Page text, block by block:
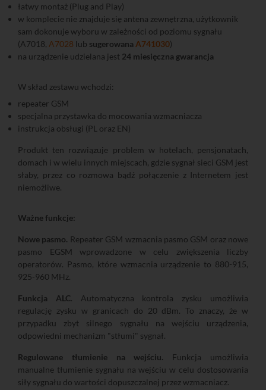
łatwy montaż (Plug and Play)
w komplecie nie znajduje się antena zewnętrzna, użytkownik
sam dokonuje wyboru w zależności od poziomu sygnału
(A7018, A7028 lub sugerowana A741030)
na urządzenie udzielana jest 24 miesięczna gwarancja
W skład zestawu wchodzi:
repeater GSM
specjalna przystawka do mocowania wzmacniacza
instrukcja obsługi (PL oraz EN)
Produkt ten rozwiązuje problem w hotelach, pensjonatach,
domach i w wielu innych miejscach, gdzie sygnał sieci GSM jest
słaby, przez co rozmowa bądź połączenie z Internetem jest
niemożliwe.
Ważne funkcje:
Nowe pasmo. Repeater GSM wzmacnia pasmo GSM oraz nowe
pasmo EGSM wprowadzone w celu zwiększenia liczby
operatorów. Pasmo, które wzmacnia urządzenie to 880-915,
925-960 MHz.
Funkcja ALC. Automatyczna kontrola zysku umożliwia
regulację zysku w granicach do 20 dBm. To znaczy, że w
przypadku zbyt silnego sygnału na wejściu urządzenia,
odpowiedni mechanizm "stłumi" sygnał.
Regulowane tłumienie na wejściu. Funkcja umożliwia
manualne tłumienie sygnału na wejściu w celu dostosowania
siły sygnału do wartości dopuszczalnej przez wzmacniacz.